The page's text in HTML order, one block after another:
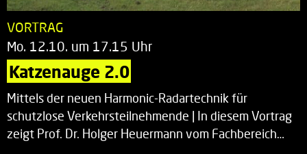
VORTRAG
Mo. 12.10. um 17.15 Uhr
Katzenauge 2.0
Mittels der neuen Harmonic-Radartechnik für
schutzlose Verkehrsteilnehmende | In diesem Vortrag
zeigt Prof. Dr. Holger Heuermann vom Fachbereich…